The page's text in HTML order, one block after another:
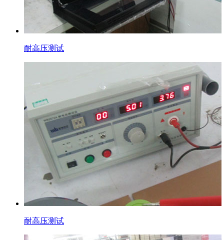
耐高压测试
耐高压测试